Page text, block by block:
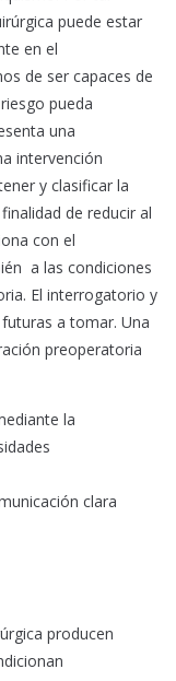
puede estar
en el
de ser capaces de
pueda
una
intervención
y clasificar la
de reducir al
con el
a las condiciones
El interrogatorio y
a tomar. Una
preoperatoria
la
clara
producen